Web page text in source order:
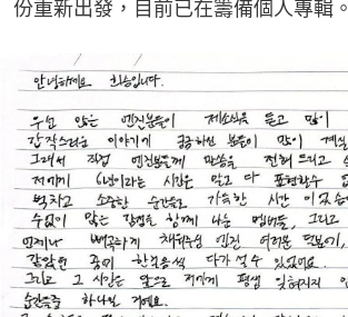
份重新出發，目前已在籌備個人專輯。